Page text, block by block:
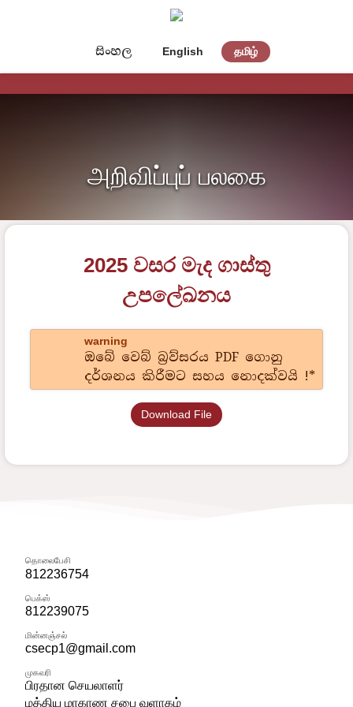
සිංහල English தமிழ்
அறிவிப்புப் பலகை
2025 වසර මැද ගාස්තු
උපලේඛනය
warning
ඔබේ වෙබ් බ්‍රව්සරය PDF ගොනු
දර්ශනය කිරීමට සහය නොදක්වයි !*
Download File
தொலைபேசி
812236754
பெக்ஸ்
812239075
மின்னஞ்சல்
csecp1@gmail.com
முகவரி
பிரதான செயலாளர்
மத்திய மாகாண சபை வளாகம்